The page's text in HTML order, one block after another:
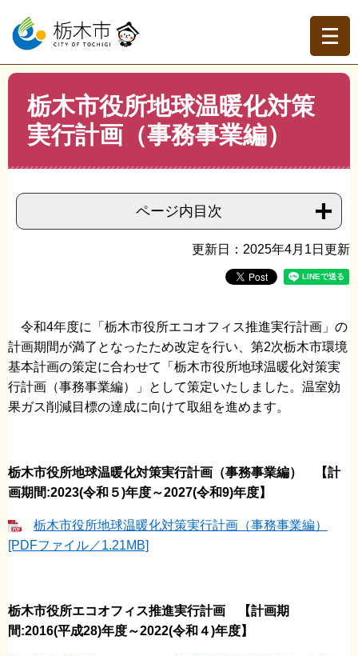
ー
の
先
ニ
ー
を
本
トップページ >組織でさがす >環境課 >栃木市役所地球
温暖化対策実行計画（事務事業編）
栃木市役所地球温暖化対策
実行計画（事務事業編）
ページ内目次
更新日：2025年4月1日更新
令和4年度に「栃木市役所エコオフィス推進実行計画」の
計画期間が満了となったため改定を行い、第2次栃木市環境
基本計画の策定に合わせて「栃木市役所地球温暖化対策実
行計画（事務事業編）」として策定いたしました。温室効
果ガス削減目標の達成に向けて取組を進めます。
栃木市役所地球温暖化対策実行計画（事務事業編） 【計
画期間:2023(令和５)年度～2027(令和9)年度】
栃木市役所地球温暖化対策実行計画（事務事業編）
[PDFファイル／1.21MB]
栃木市役所エコオフィス推進実行計画 【計画期
間:2016(平成28)年度～2022(令和４)年度】